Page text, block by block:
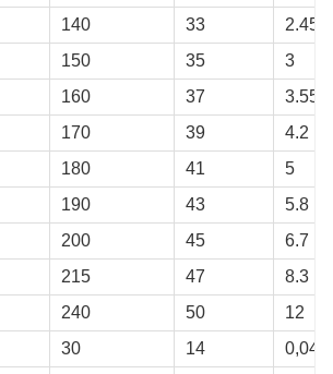
140 33
2.45
150 35
3
160 37
3.55
170 39
4.2
180 41
5
190 43
5.8
200 45
6.7
215 47
8.3
240 50
12
30 14
0,048